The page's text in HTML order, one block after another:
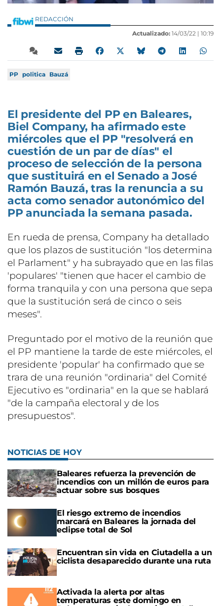
REDACCIÓN
Actualizado: 14/03/22 | 10:19
PP politica Bauzá
El presidente del PP en Baleares,
Biel Company, ha afirmado este
miércoles que el PP "resolverá en
cuestión de un par de días" el
proceso de selección de la persona
que sustituirá en el Senado a José
Ramón Bauzá, tras la renuncia a su
acta como senador autonómico del
PP anunciada la semana pasada.
En rueda de prensa, Company ha detallado
que los plazos de sustitución "los determina
el Parlament" y ha subrayado que en las filas
'populares' "tienen que hacer el cambio de
forma tranquila y con una persona que sepa
que la sustitución será de cinco o seis
meses".
Preguntado por el motivo de la reunión que
el PP mantiene la tarde de este miércoles, el
presidente 'popular' ha confirmado que se
trara de una reunión "ordinaria" del Comité
Ejecutivo es "ordinaria" en la que se hablará
"de la campaña electoral y de los
presupuestos".
NOTICIAS DE HOY
Baleares refuerza la prevención de
incendios con un millón de euros para
actuar sobre sus bosques
El riesgo extremo de incendios
marcará en Baleares la jornada del
eclipse total de Sol
Encuentran sin vida en Ciutadella a un
ciclista desaparecido durante una ruta
Activada la alerta por altas
temperaturas este domingo en